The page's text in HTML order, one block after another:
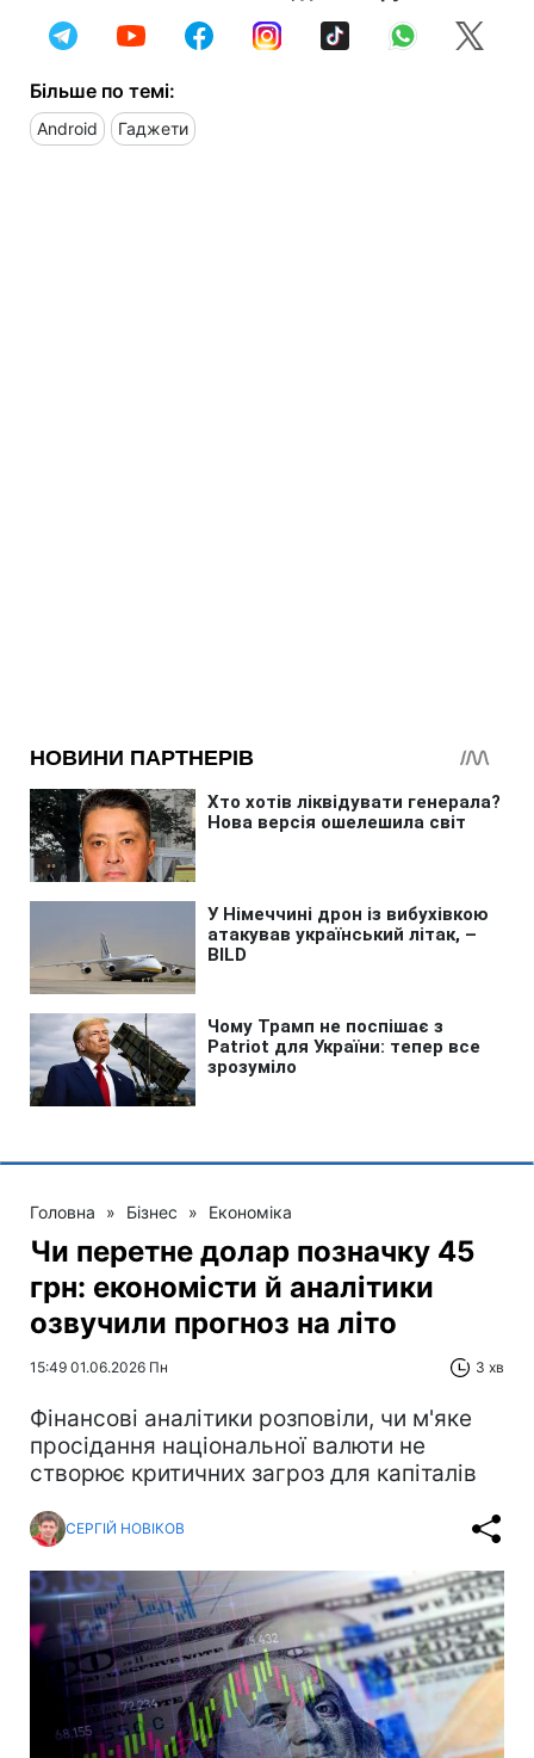
Більше по темі:
Android Гаджети
Головна » Бізнес » Економіка
Чи перетне долар позначку 45
грн: економісти й аналітики
озвучили прогноз на літо
15:49 01.06.2026 Пн 3 хв
Фінансові аналітики розповіли, чи м'яке
просідання національної валюти не
створює критичних загроз для капіталів
СЕРГІЙ НОВІКОВ